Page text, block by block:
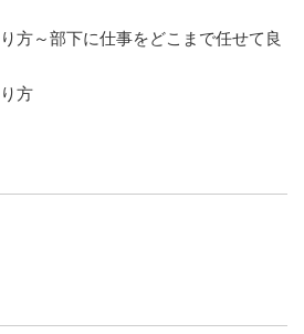
方～部下に仕事をどこまで任せて良
方